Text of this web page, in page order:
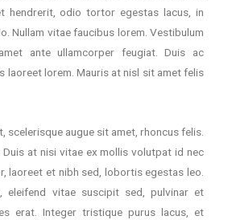
hendrerit, odio tortor egestas lacus, in
Nullam vitae faucibus lorem. Vestibulum
ante ullamcorper feugiat. Duis ac
laoreet lorem. Mauris at nisl sit amet felis
scelerisque augue sit amet, rhoncus felis.
Duis at nisi vitae ex mollis volutpat id nec
laoreet et nibh sed, lobortis egestas leo.
eleifend vitae suscipit sed, pulvinar et
erat. Integer tristique purus lacus, et